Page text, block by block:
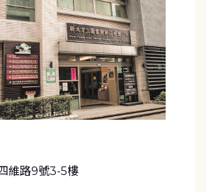
維路9號3-5樓